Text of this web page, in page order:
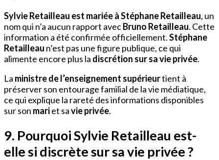
Sylvie Retailleau est mariée à Stéphane Retailleau, un
nom qui n’a aucun rapport avecBruno Retailleau. Cette
information a été confirmée officiellement.Stéphane
Retailleau n’est pas une figure publique, ce qui
alimente encore plus la discrétion sur sa vie privée.
La ministre de l’enseignement supérieurtient à
préserver son entourage familial de la vie médiatique,
ce qui explique la rareté des informations disponibles
sur son mariet savie privée.
9. Pourquoi Sylvie Retailleau est-
elle si discrète sur sa vie privée ?